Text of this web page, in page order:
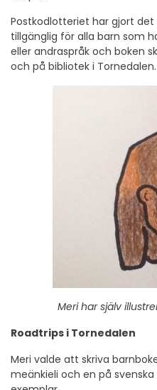
Postkodlotteriet har gjort
tillgänglig för alla barn som
eller andraspråk och boken
och på bibliotek i Tornedalen.
Meri har själv
Roadtrips i Tornedalen
Meri valde att skriva
meänkieli och en på